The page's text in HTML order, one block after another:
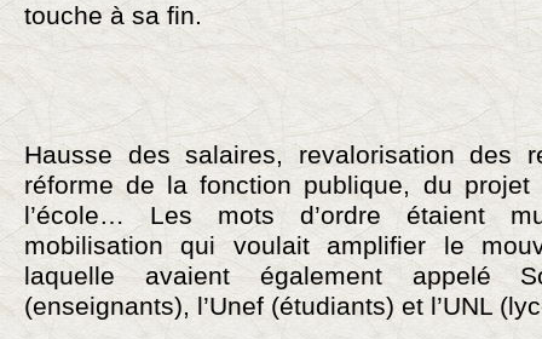
touche à sa fin.
Hausse des salaires, revalorisation des
réforme de la fonction publique, du
l’école… Les mots d’ordre étaient
mobilisation qui voulait amplifier le
laquelle avaient également appelé
(enseignants), l’Unef (étudiants) et l’UNL